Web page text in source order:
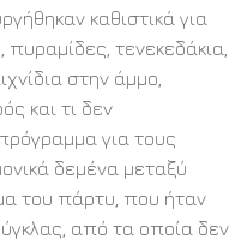
καθιστικά για
τενεκεδάκια,
στην άμμο,
και τι δεν
για τους
δεμένα μεταξύ
του πάρτυ, που ήταν
από τα οποία δεν